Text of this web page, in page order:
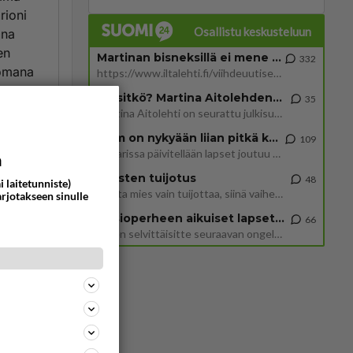
Osallistu keskusteluun
Martinan bisneksillä ei mene hyvin
https://www.iltalehti.fi/viihdeuutiset/a/c46da6ab-340f-4790-aaa7-0865eed2336 Yrityksen konkurssihakemus on tullut kärä
332
Tiesitkö? Martina Aitolehden isäpuoli on tämä suosittu laulaja
Martina Aitolehti on seurattu julkisuuden henkilö. Lähipiiriin mahtuu muitakin tunnettuja henkilöitä. Tiesitkö, että Ma
35
2 km on nykyään liian pitkä koulumatka
Hesarissa päivitellään lapset joutuu nyt kulkemaan 2 km kouluun jösses. Ruostefillarilla tuo matka menee vaikka miten äk
109
Miesten tuijotus
Mutta mies vain tuijottaa, siinä vaiheessa käännän itse pään pois. Mikä juttu? Yleensä jos joku tuijottaa tai katsoo, hä
48
Uusioperheen aikuiset lapset tyhjentää jääkaapin käydessään
Miten selvittäisitte seuraavan ongelman, meillä on uusioperhe, minulla teini-ikäiset lapset ja puolisolla aikuiset, jotk
66
laitetunniste)
sinulle